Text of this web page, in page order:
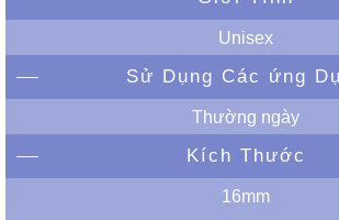
Unisex
Sử Dụng Các ứng
Thường ngày
Kích Thước
16mm